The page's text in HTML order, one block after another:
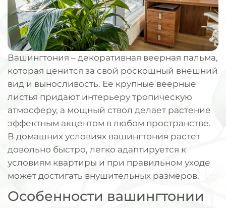
Вашингтония – декоративная веерная пальма,
которая ценится за свой роскошный внешний
вид и выносливость. Ее крупные веерные
листья придают интерьеру тропическую
атмосферу, а мощный ствол делает растение
эффектным акцентом в любом пространстве.
В домашних условиях вашингтония растет
довольно быстро, легко адаптируется к
условиям квартиры и при правильном уходе
может достигать внушительных размеров.
Особенности вашингтонии